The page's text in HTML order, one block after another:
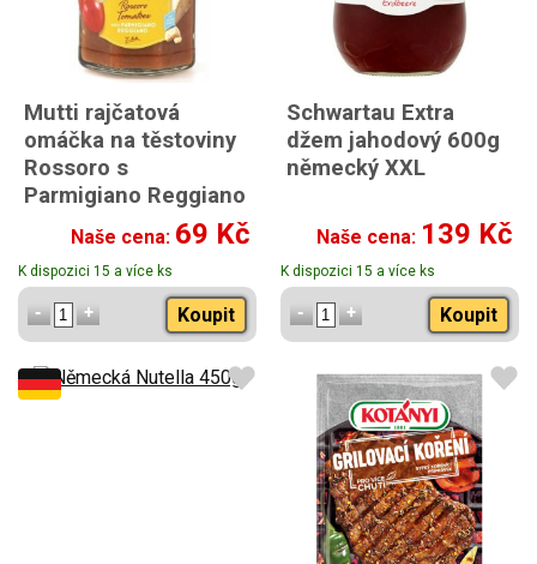
Mutti rajčatová
omáčka na těstoviny
Rossoro s
Parmigiano Reggiano
400g
Naše cena: 69 Kč
K dispozici 15 a více ks
Koupit
Schwartau Extra
džem jahodový 600g
německý XXL
Naše cena: 139 Kč
K dispozici 15 a více ks
Koupit